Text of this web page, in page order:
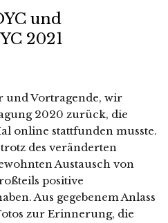
und
2021
und Vortragende, wir
2020 zurück, die
online stattfunden musste.
des veränderten
Austausch von
positive
Aus gegebenem Anlass
zur Erinnerung, die